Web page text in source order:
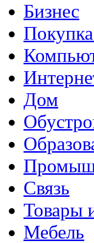
Бизнес
Дом
Связь
Товары
Мебель